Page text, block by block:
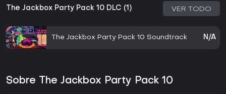
The Jackbox Party Pack 10 DLC (1) VER TODO
The Jackbox Party Pack 10 Soundtrack N/A
Sobre The Jackbox Party Pack 10